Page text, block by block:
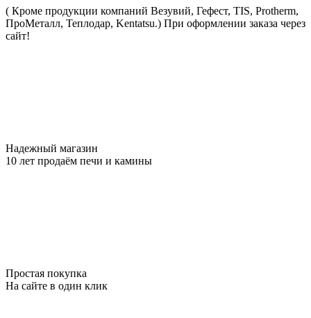
( Кроме продукции компаний Везувий, Гефест, TIS, Protherm,
ПроМеталл, Теплодар, Kentatsu.) При оформлении заказа через
сайт!
Надежный магазин
10 лет продаём печи и камины
Простая покупка
На сайте в один клик